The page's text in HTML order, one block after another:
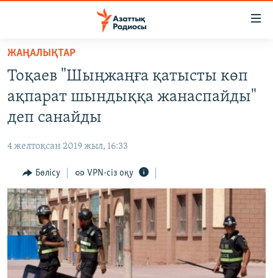
Skip
main
content
to
main
to
Search
ЖАҢАЛЫҚТАР
САЯСАТ
AZATTYQTV
АДАМ ҚҰҚЫҚТАРЫ
ӘЛЕУМЕТ
ӘЛЕМ
АРНАЙЫ ЖОБАЛАР
Русский
ЖАҢАЛЫҚТАР
Тоқаев "Шыңжаңға қатысты көп
ақпарат шындыққа жанаспайды"
деп санайды
4 желтоқсан 2019 жыл, 16:33
Бөлісу VPN-сіз оқу